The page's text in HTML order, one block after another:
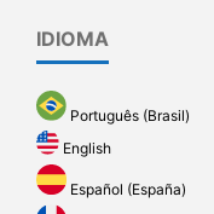
IDIOMA
Português (Brasil)
English
Español (España)